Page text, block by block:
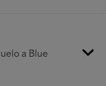
a Blue